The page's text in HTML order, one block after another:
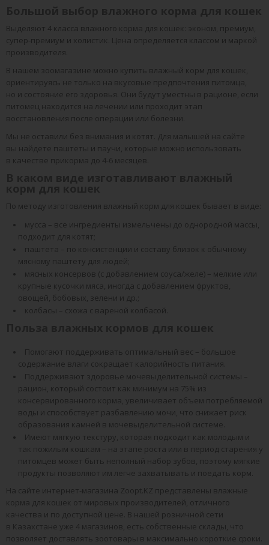
Выделяют 4 класса влажного корма для кошек: эконом, премиум,
супер-премиум и холистик. Цена определяется классом и маркой
производителя.
В нашем зоомагазине можно купить влажный корм для кошек,
ориентируясь не только на вкусовые предпочтения питомца,
но и состояние его здоровья. Они будут уместны в рационе, если
питомец находится на лечении или проходит этап
восстановления после операции или болезни.
Мы не оставили без внимания и котят. Для малышей на сайте
вы найдете паштеты и паучи, которые можно использовать
в качестве прикорма до 4-6 месяцев.
По методу изготовления влажный корм для кошек бывает в виде:
мусса – все ингредиенты измельчены до однородной массы,
подходит для котят;
паштета – по консистенции и составу близок к обычному
мясному паштету для людей;
мясных консервов (с добавлением соуса/желе) – мелкие или
крупные кусочки мяса, иногда с добавлением фруктов,
овощей, бобовых, зелени и др.;
колбасы – схожа с вареной колбасой.
Помогают поддерживать оптимальный вес – большое
содержание влаги сокращает калорийность питания.
Поддерживают здоровье мочевыделительной системы –
рацион, который состоит как минимум на 75% из
консервированного корма, увеличивает объем потребляемой
воды и способствует разбавлению мочи, что снижает риск
образования камней в мочевыделительной системе.
Имеют мягкую текстуру, которая подходит как молодым и
так пожилым кошкам – на этапе роста или в период старения у
питомцев может быть неполный набор зубов, поэтому мягкие
продукты позволяют им легче захватывать и поедать корм.
На сайте интернет-магазина Zoopt.KZ представлены влажные
корма для кошек от мировых производителей, отличного
качества и по доступной цене. В нашей розничной сети
в Казахстане уже 4 магазинов, есть собственные склады, что
позволяет доставлять зоотовары в максимально короткие сроки.